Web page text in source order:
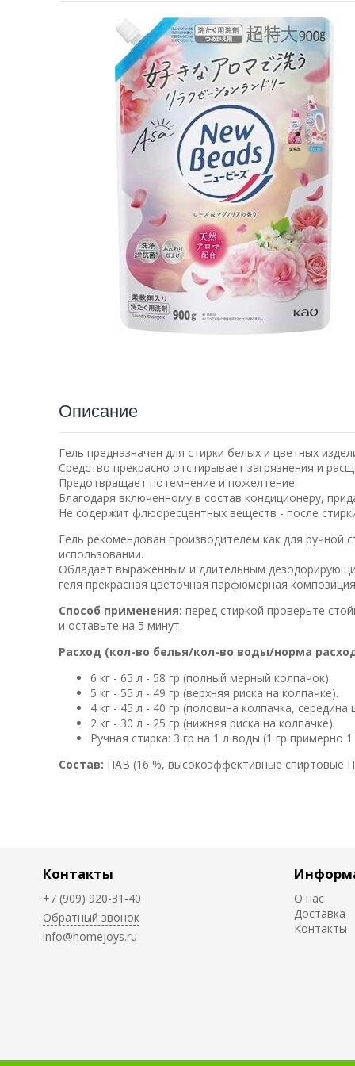
Описание
Гель предназначен для стирки белых и цветных
Средство прекрасно отстирывает загрязнения и
Предотвращает потемнение и пожелтение.
Благодаря включенному в состав кондиционеру,
Не содержит флюоресцентных веществ - после
Гель рекомендован производителем как для
использовании.
Обладает выраженным и длительным
геля прекрасная цветочная парфюмерная
Способ применения: перед стиркой проверьте
и оставьте на 5 минут.
Расход (кол-во белья/кол-во воды/норма
6 кг - 65 л - 58 гр (полный мерный колпачок).
5 кг - 55 л - 49 гр (верхняя риска на колпачке).
4 кг - 45 л - 40 гр (половина колпачка, середина
2 кг - 30 л - 25 гр (нижняя риска на колпачке).
Ручная стирка: 3 гр на 1 л воды (1 гр примерно
Состав: ПАВ (16 %, высокоэффективные спиртовые
Контакты
+7 (909) 920-31-40
Обратный звонок
info@homejoys.ru
О нас
Доставка
Контакты